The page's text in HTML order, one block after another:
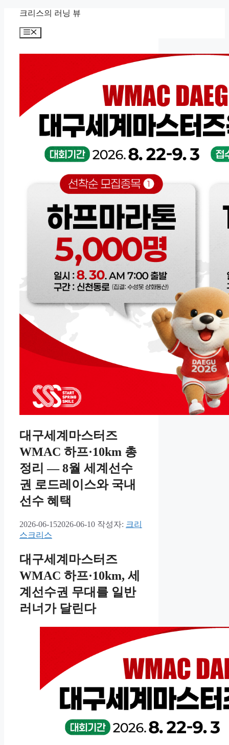
크리스의 러닝 뷰
메
대구세계마스터즈
WMAC 하프·10km 총
정리 — 8월 세계선수
권 로드레이스와 국내
선수 혜택
2026-06-152026-06-10 작성자: 크리
스크리스
대구세계마스터즈
WMAC 하프·10km, 세
계선수권 무대를 일반
러너가 달린다